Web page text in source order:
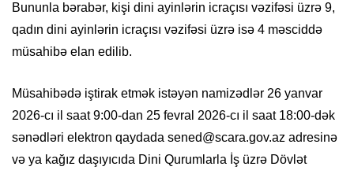
Bununla bərabər, kişi dini ayinlərin icraçısı vəzifəsi üzrə 9,
qadın dini ayinlərin icraçısı vəzifəsi üzrə isə 4 məsciddə
müsahibə elan edilib.
Müsahibədə iştirak etmək istəyən namizədlər 26 yanvar
2026-cı il saat 9:00-dan 25 fevral 2026-cı il saat 18:00-dək
sənədləri elektron qaydada sened@scara.gov.az adresinə
və ya kağız daşıyıcıda Dini Qurumlarla İş üzrə Dövlət